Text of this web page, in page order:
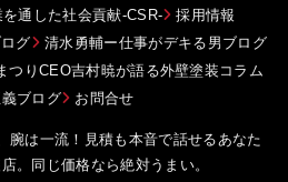
を通した社会貢献-CSR-
採用情報
グ
清水勇輔ー仕事がデキる男ブログ
つりCEO吉村暁が語る外壁塗装コラム
ブログ
お問合せ
腕は一流！見積も本音で話せるあなた
。同じ価格なら絶対うまい。